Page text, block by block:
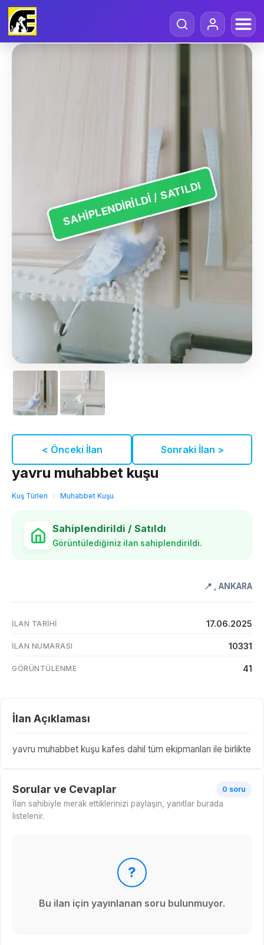
SAHIPLENDIRILDI / SATILDI
< Önceki İlan Sonraki İlan >
yavru muhabbet kuşu
Kuş Türleri › Muhabbet Kuşu
Sahiplendirildi / Satıldı
Görüntülediğiniz ilan sahiplendirildi.
📍 , ANKARA
İLAN TARIHI 17.06.2025
İLAN NUMARASI 10331
GÖRÜNTÜLENME 41
İlan Açıklaması
yavru muhabbet kuşu kafes dahil tüm ekipmanları ile birlikte
Sorular ve Cevaplar 0 soru
İlan sahibiyle merak ettiklerinizi paylaşın, yanıtlar burada
listelenir.
?
Bu ilan için yayınlanan soru bulunmuyor.